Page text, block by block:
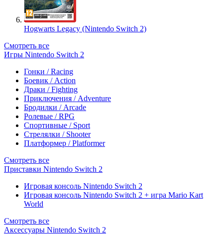
Hogwarts Legacy (Nintendo Switch 2)
Смотреть все
Игры Nintendo Switch 2
Гонки / Racing
Боевик / Action
Драки / Fighting
Приключения / Adventure
Бродилки / Arcade
Ролевые / RPG
Спортивные / Sport
Стрелялки / Shooter
Платформер / Platformer
Смотреть все
Приставки Nintendo Switch 2
Игровая консоль Nintendo Switch 2
Игровая консоль Nintendo Switch 2 + игра Mario Kart
World
Смотреть все
Аксессуары Nintendo Switch 2